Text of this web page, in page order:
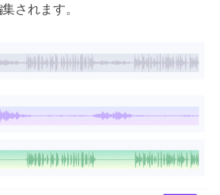
されます。